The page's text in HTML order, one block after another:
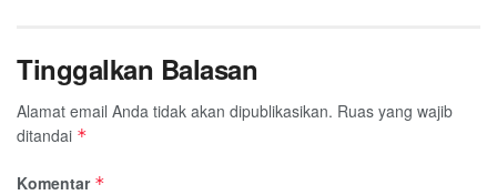
Tinggalkan Balasan
Alamat email Anda tidak akan dipublikasikan. Ruas yang wajib
ditandai *
Komentar *